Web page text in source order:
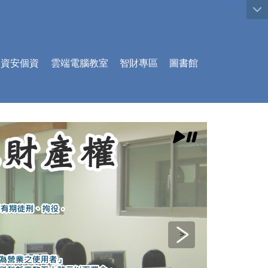
資安個資 雲端電腦教室 智財專區 圖書館
>